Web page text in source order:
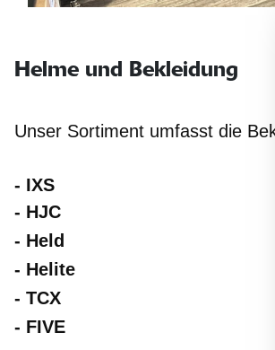
Helme und Bekleidung
Unser Sortiment umfasst die
- IXS
- HJC
- Held
- Helite
- TCX
- FIVE